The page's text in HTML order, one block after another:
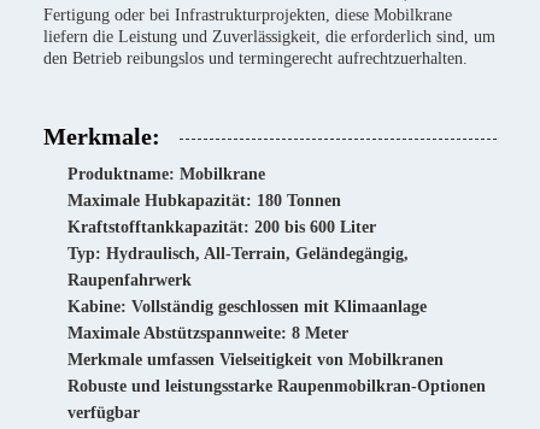
Fertigung oder bei Infrastrukturprojekten, diese Mobilkrane
liefern die Leistung und Zuverlässigkeit, die erforderlich sind, um
den Betrieb reibungslos und termingerecht aufrechtzuerhalten.
Merkmale:
Produktname: Mobilkrane
Maximale Hubkapazität: 180 Tonnen
Kraftstofftankkapazität: 200 bis 600 Liter
Typ: Hydraulisch, All-Terrain, Geländegängig,
Raupenfahrwerk
Kabine: Vollständig geschlossen mit Klimaanlage
Maximale Abstützspannweite: 8 Meter
Merkmale umfassen Vielseitigkeit von Mobilkranen
Robuste und leistungsstarke Raupenmobilkran-Optionen
verfügbar